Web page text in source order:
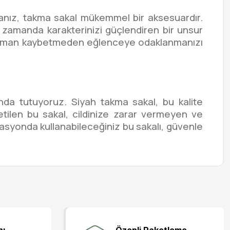
takma sakal mükemmel bir aksesuardır.
zamanda karakterinizi güçlendiren bir unsur
kaybetmeden eğlenceye odaklanmanızı
tutuyoruz. Siyah takma sakal, bu kalite
bu sakal, cildinize zarar vermeyen ve
kullanabileceğiniz bu sakalı, güvenle